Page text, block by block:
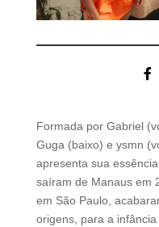
Formada por Gabriel
Guga (baixo) e ysmn
apresenta sua
saíram de Manaus em
em São Paulo,
origens, para a